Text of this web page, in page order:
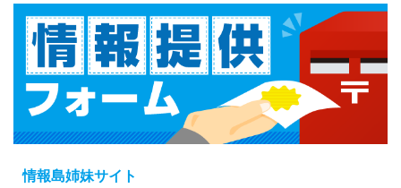
情報島姉妹サイト